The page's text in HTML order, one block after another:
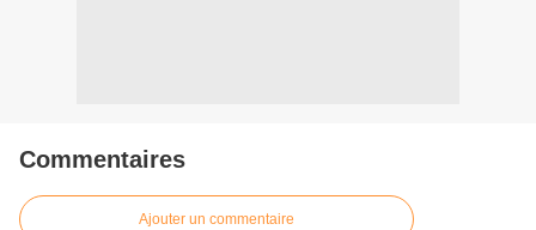
Commentaires
Ajouter un commentaire